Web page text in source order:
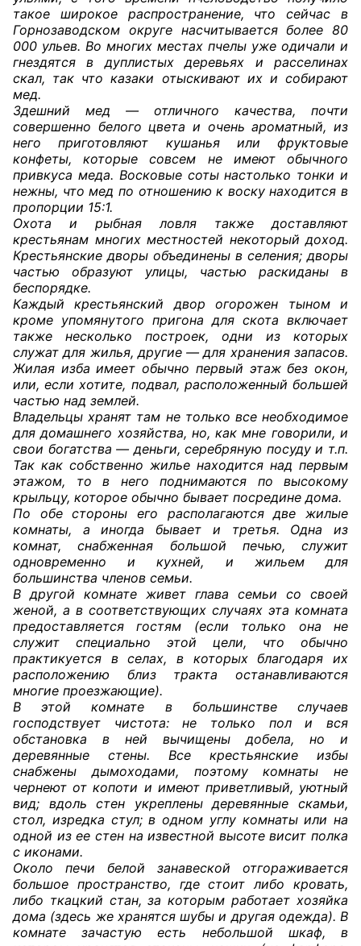
такое широкое распространение, что сейчас в
Горнозаводском округе насчитывается более 80
000 ульев. Во многих местах пчелы уже одичали и
гнездятся в дуплистых деревьях и расселинах
скал, так что казаки отыскивают их и собирают
мед.
Здешний мед — отличного качества, почти
совершенно белого цвета и очень ароматный, из
него приготовляют кушанья или фруктовые
конфеты, которые совсем не имеют обычного
привкуса меда. Восковые соты настолько тонки и
нежны, что мед по отношению к воску находится в
пропорции 15:1.
Охота и рыбная ловля также доставляют
крестьянам многих местностей некоторый доход.
Крестьянские дворы объединены в селения; дворы
частью образуют улицы, частью раскиданы в
беспорядке.
Каждый крестьянский двор огорожен тыном и
кроме упомянутого пригона для скота включает
также несколько построек, одни из которых
служат для жилья, другие — для хранения запасов.
Жилая изба имеет обычно первый этаж без окон,
или, если хотите, подвал, расположенный большей
частью над землей.
Владельцы хранят там не только все необходимое
для домашнего хозяйства, но, как мне говорили, и
свои богатства — деньги, серебряную посуду и т.п.
Так как собственно жилье находится над первым
этажом, то в него поднимаются по высокому
крыльцу, которое обычно бывает посредине дома.
По обе стороны его располагаются две жилые
комнаты, а иногда бывает и третья. Одна из
комнат, снабженная большой печью, служит
одновременно и кухней, и жильем для
большинства членов семьи.
В другой комнате живет глава семьи со своей
женой, а в соответствующих случаях эта комната
предоставляется гостям (если только она не
служит специально этой цели, что обычно
практикуется в селах, в которых благодаря их
расположению близ тракта останавливаются
многие проезжающие).
В этой комнате в большинстве случаев
господствует чистота: не только пол и вся
обстановка в ней вычищены добела, но и
деревянные стены. Все крестьянские избы
снабжены дымоходами, поэтому комнаты не
чернеют от копоти и имеют приветливый, уютный
вид; вдоль стен укреплены деревянные скамьи,
стол, изредка стул; в одном углу комнаты или на
одной из ее стен на известной высоте висит полка
с иконами.
Около печи белой занавеской отгораживается
большое пространство, где стоит либо кровать,
либо ткацкий стан, за которым работает хозяйка
дома (здесь же хранятся шубы и другая одежда). В
комнате зачастую есть небольшой шкаф, в